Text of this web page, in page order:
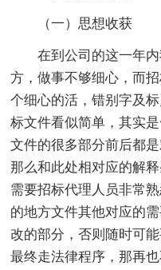
（一）思想收获
在到公司的这一年内
方，做事不够细心，而
个细心的活，错别字及
标文件看似简单，其实
文件的很多部分前后都
那么和此处相对应的解
需要招标代理人员非常
的地方文件其他对应的
改的部分，否则随时可
最终走法律程序，那再